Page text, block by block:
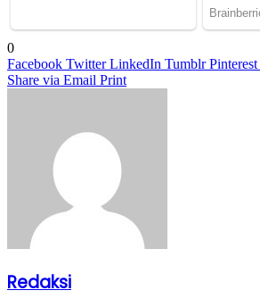
0
Facebook Twitter LinkedIn Tumblr Pinterest
Share via Email Print
Redaksi